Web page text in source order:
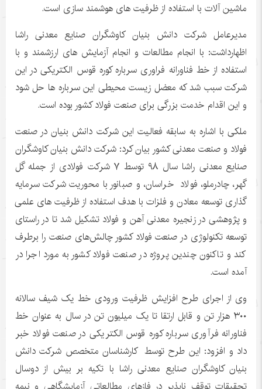
ماشین آلات با استفاده از ظرفیت های هوشمند سازی است.
مدیرعامل شرکت دانش بنیان کاوشگران صنایع معدنی راشا
اظهارداشت: با انجام مطالعات و انجام آزمایش های ارزشمند و با
استفاده از خط فناورانه فراوری سرباره کوره قوس الکتریکی در این
شرکت سبب شد که معضل زیست محیطی این سرباره ها حل شود
و این اقدام خدمت بزرگی برای صنعت فولاد کشور بوده است.
ملکی با اشاره به سابقه فعالیت این شرکت دانش بنیان در صنعت
فولاد و صنعت معدنی کشور بیان کرد: شرکت دانش بنیان کاوشگران
صنایع معدنی راشا سال ۹۸ توسط ۷ شرکت فولادی از جمله گل
گهر، چادرملو، فولاد خراسان، و صبانور با محوریت شرکت سرمایه
گذاری توسعه معادن و فلزات با هدف استفاده از ظرفیت های علمی
و پژوهشی در زنجیره معدنی آهن و فولاد تشکیل شد تا در راستای
توسعه تکنولوژی در صنعت فولاد کشور چالش‌های صنعت را برطرف
کند و تاکنون چندین پروژه در صنعت فولاد کشور به مورد اجرا در
آمده است.
وی از اجرای طرح افزایش ظرفیت ورودی خط یک شیف سالانه
۳۰۰ هزار تن و قابل ارتقا تا یک میلیون تن در سال به عنوان خط
فناورانه فرآوری سرباره کوره قوس الکتریکی در صنعت فولاد خبر
داد و افزود: این طرح توسط کارشناسان متخصص شرکت دانش
بنیان کاوشگران صنایع معدنی راشا با تکیه بر بیش از دوسال